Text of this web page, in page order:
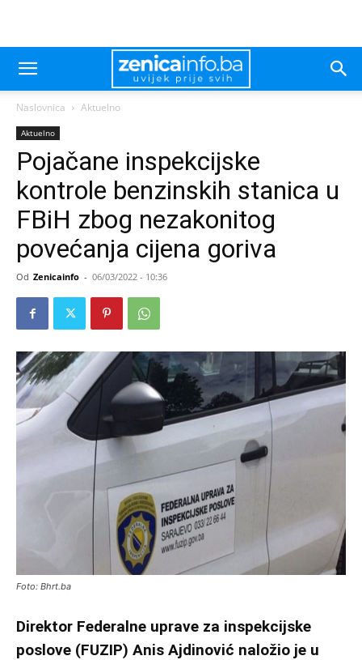
Naslovnica Aktuelno
Aktuelno
Pojačane inspekcijske
kontrole benzinskih stanica u
FBiH zbog nezakonitog
povećanja cijena goriva
Od Zenicainfo - 06/03/2022 - 10:36
Foto: Bhrt.ba
Direktor Federalne uprave za inspekcijske
poslove (FUZIP) Anis Ajdinović naložio je u